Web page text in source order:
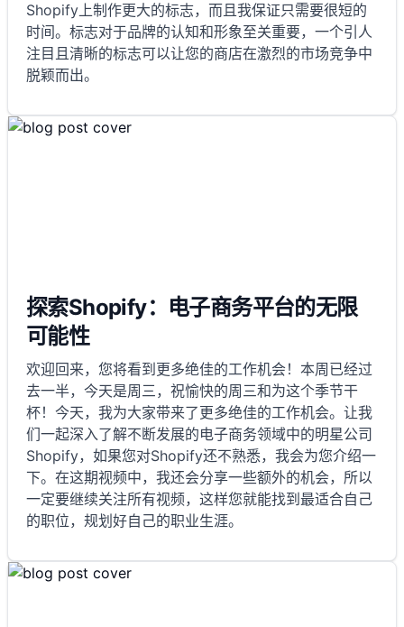
Shopify上制作更大的标志，而且我保证只需要很短的
时间。标志对于品牌的认知和形象至关重要，一个引人
注目且清晰的标志可以让您的商店在激烈的市场竞争中
脱颖而出。
探索Shopify：电子商务平台的无限
可能性
欢迎回来，您将看到更多绝佳的工作机会！本周已经过
去一半，今天是周三，祝愉快的周三和为这个季节干
杯！今天，我为大家带来了更多绝佳的工作机会。让我
们一起深入了解不断发展的电子商务领域中的明星公司
Shopify，如果您对Shopify还不熟悉，我会为您介绍一
下。在这期视频中，我还会分享一些额外的机会，所以
一定要继续关注所有视频，这样您就能找到最适合自己
的职位，规划好自己的职业生涯。